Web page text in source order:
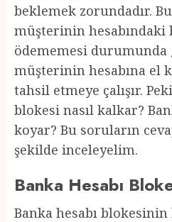
beklemek zorundadır.
müşterinin hesabındaki
ödememesi durumunda
müşterinin hesabına el
tahsil etmeye çalışır.
blokesi nasıl kalkar?
koyar? Bu soruların
şekilde inceleyelim.
Banka Hesabı
Banka hesabı